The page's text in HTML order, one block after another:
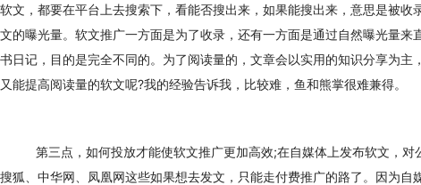
文，都要在平台上去搜索下，看能否搜出来，如果能搜出来，意思是被收
的曝光量。软文推广一方面是为了收录，还有一方面是通过自然曝光量
日记，目的是完全不同的。为了阅读量的，文章会以实用的知识分享为
能提高阅读量的软文呢?我的经验告诉我，比较难，鱼和熊掌很难兼得。
第三点，如何投放才能使软文推广更加高效;在自媒体上发布软文，对
狐、中华网、凤凰网这些如果想去发文，只能走付费推广的路了。因为